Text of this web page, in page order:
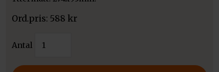
588 kr
Antal
Romber